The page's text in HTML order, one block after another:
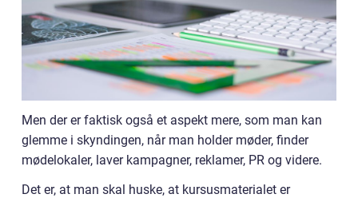
Men der er faktisk også et aspekt mere, som man kan
glemme i skyndingen, når man holder møder, finder
mødelokaler, laver kampagner, reklamer, PR og videre.
Det er, at man skal huske, at kursusmaterialet er